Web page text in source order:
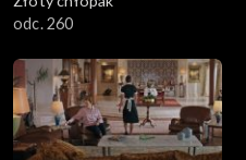
odc. 260